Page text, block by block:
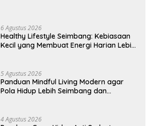
6 Agustus 2026
Healthy Lifestyle Seimbang: Kebiasaan
Kecil yang Membuat Energi Harian Lebih
5 Agustus 2026
Panduan Mindful Living Modern agar
Pola Hidup Lebih Seimbang dan
4 Agustus 2026